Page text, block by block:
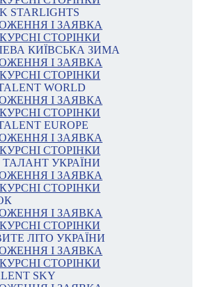
STARLIGHTS
І ЗАЯВКА
СТОРІНКИ
КИЇВСЬКА ЗИМА
І ЗАЯВКА
СТОРІНКИ
WORLD
І ЗАЯВКА
СТОРІНКИ
EUROPE
І ЗАЯВКА
СТОРІНКИ
УКРАЇНИ
І ЗАЯВКА
СТОРІНКИ
І ЗАЯВКА
СТОРІНКИ
ЛІТО УКРАЇНИ
І ЗАЯВКА
СТОРІНКИ
SKY